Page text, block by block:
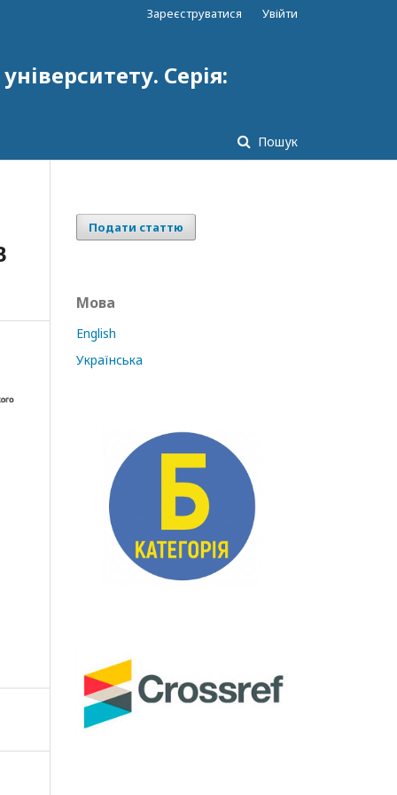
Серія:
Пошук
Зареєструватися Увійти
Подати статтю
Мова
English
Українська